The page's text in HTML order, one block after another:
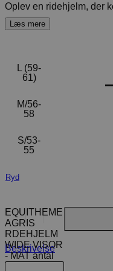
L (59-
61)
M/56-
58
S/53-
55
Ryd
EQUITHEME
AGRIS
RDEHJELM
WIDE VISOR
- MAT antal
Beskrivelse